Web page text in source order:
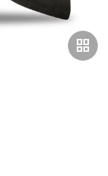
grid_view